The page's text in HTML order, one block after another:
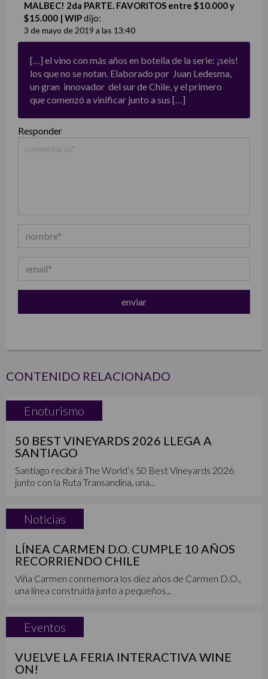
MALBEC! 2da PARTE. FAVORITOS entre $10.000 y
$15.000 | WIPdijo:
3 de mayo de 2019 a las 13:40
[…] el vino con más años en botella de la serie: ¡seis!
los que no se notan. Elaborado por Juan Ledesma,
un gran innovador del sur de Chile, y el primero
que comenzó a vinificar junto a sus […]
Responder
CONTENIDO RELACIONADO
Enoturismo
50 BEST VINEYARDS 2026 LLEGA A
SANTIAGO
Santiago recibirá The World’s 50 Best Vineyards 2026
junto con la Ruta Transandina, una...
Noticias
LÍNEA CARMEN D.O. CUMPLE 10 AÑOS
RECORRIENDO CHILE
Viña Carmen conmemora los diez años de Carmen D.O.,
una línea construida junto a pequeños...
Eventos
VUELVE LA FERIA INTERACTIVA WINE
ON!